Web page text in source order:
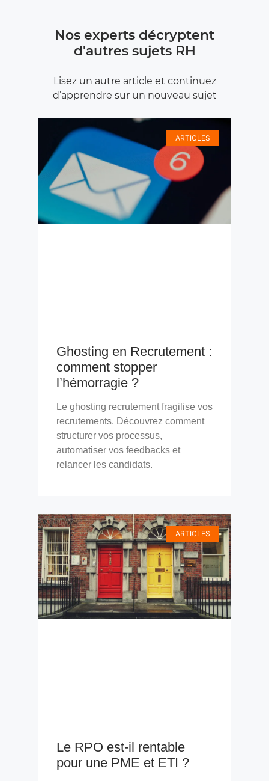
Nos experts décryptent
d'autres sujets RH
Lisez un autre article et continuez
d’apprendre sur un nouveau sujet
ARTICLES
Ghosting en Recrutement :
comment stopper
l’hémorragie ?
Le ghosting recrutement fragilise vos
recrutements. Découvrez comment
structurer vos processus,
automatiser vos feedbacks et
relancer les candidats.
ARTICLES
Le RPO est-il rentable
pour une PME et ETI ?